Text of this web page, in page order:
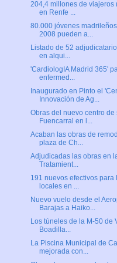
204,4 millones de viajeros
en Renfe ...
80.000 jóvenes
2008 pueden a...
Listado de 52
en alqui...
'CardiologIA Madrid 365'
enfermed...
Inaugurado en Pinto el
Innovación de Ag...
Obras del nuevo centro de
Fuencarral en l...
Acaban las obras de
plaza de Ch...
Adjudicadas las obras en
Tratamient...
191 nuevos efectivos para
locales en ...
Nuevo vuelo desde el
Barajas a Haiko...
Los túneles de la M-50 de
Boadilla...
La Piscina Municipal de
mejorada con...